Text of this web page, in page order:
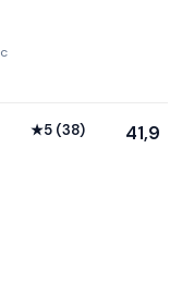
★5 (38) 41,9